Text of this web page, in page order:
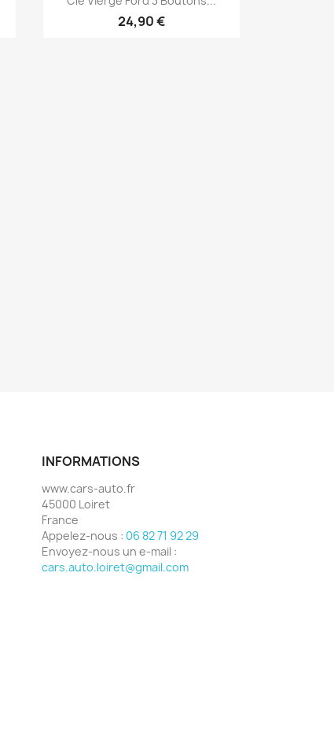
24,90 €
INFORMATIONS
www.cars-auto.fr
45000 Loiret
France
Appelez-nous : 06 82 71 92 29
Envoyez-nous un e-mail :
cars.auto.loiret@gmail.com